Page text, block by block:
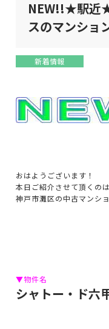
NEW!!★駅近
スのマンショ
新着情報
おはようございます！
本日ご紹介させて頂くのは
神戸市灘区の中古マンシ
▼物件名
シャトー・ド六